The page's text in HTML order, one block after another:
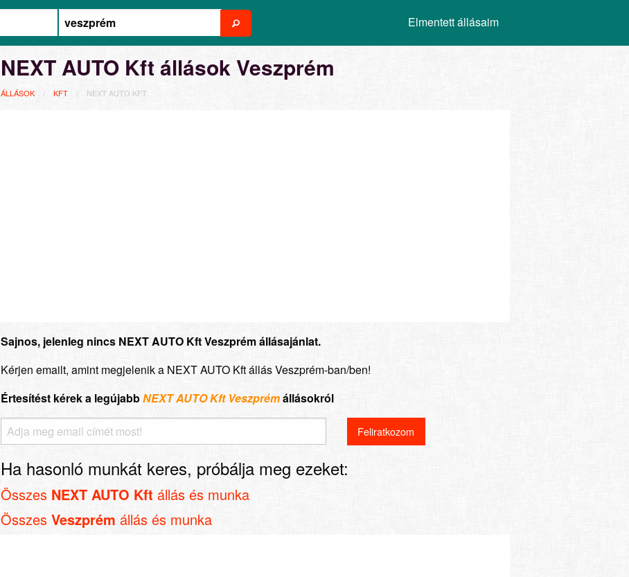
Elmentett állásaim
NEXT AUTO Kft állások Veszprém
ÁLLÁSOK KFT NEXT AUTO KFT
Sajnos, jelenleg nincs NEXT AUTO Kft Veszprém állásajánlat.
Kérjen emailt, amint megjelenik a NEXT AUTO Kft állás Veszprém-ban/ben!
Értesítést kérek a legújabbNEXT AUTO Kft Veszprémállásokról
Ha hasonló munkát keres, próbálja meg ezeket:
Összes NEXT AUTO Kft állás és munka
Összes Veszprém állás és munka